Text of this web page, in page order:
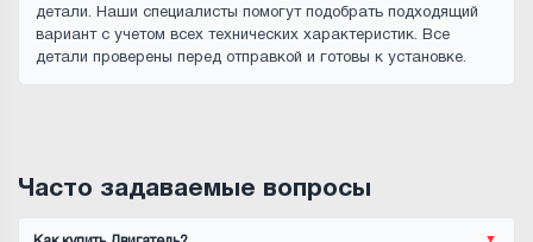
детали. Наши специалисты помогут подобрать подходящий
вариант с учетом всех технических характеристик. Все
детали проверены перед отправкой и готовы к установке.
Часто задаваемые вопросы